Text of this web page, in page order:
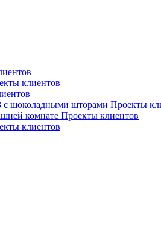
клиентов
шоколадными шторами Проекты
комнате Проекты клиентов
клиентов